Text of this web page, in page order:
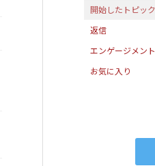
開始したトピック
返信
エンゲージメント
お気に入り